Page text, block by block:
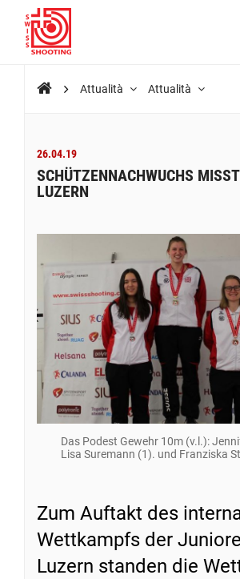
Attualità Attualità
26.04.19
SCHÜTZENNACHWUCHS
LUZERN
Das Podest Gewehr 10m (v.l.):
Lisa Suremann (1). und Franziska
Zum Auftakt des
Wettkampfs der
Luzern standen die